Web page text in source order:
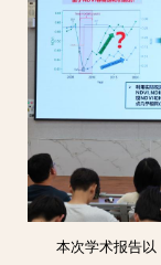
本次学术报告以